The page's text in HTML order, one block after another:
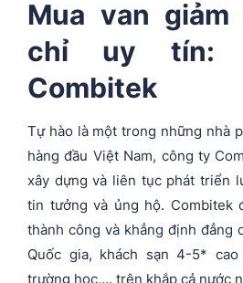
Mua van
chỉ uy tín:
Combitek
Tự hào là một trong những nhà
hàng đầu Việt Nam, công ty
xây dựng và liên tục phát triển
tin tưởng và ủng hộ. Combitek
thành công và khẳng định đẳng
Quốc gia, khách sạn 4-5*
trường học,... trên khắp cả nước